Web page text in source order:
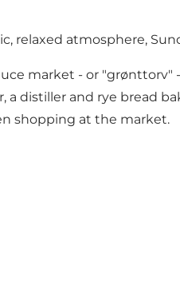
relaxed atmosphere,
market - or "grønttorv"
distiller and rye bread
shopping at the market.